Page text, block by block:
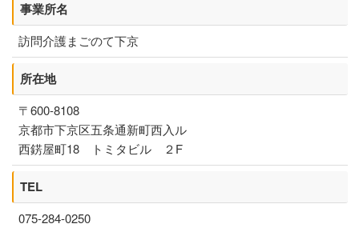
お問い合わせ
事業所名
訪問介護まごのて下京
所在地
〒600-8108
京都市下京区五条通新町西入ル
西錺屋町18 トミタビル ２F
TEL
075-284-0250